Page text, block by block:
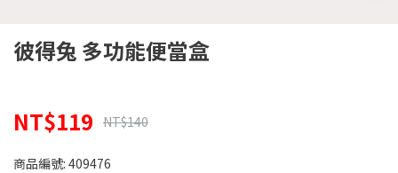
彼得兔 多功能便當盒
NT$119 NT$140
商品編號: 409476